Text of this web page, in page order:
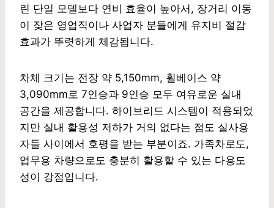
린 단일 모델보다 연비 효율이 높아서, 장거리 이동
이 잦은 영업직이나 사업자 분들에게 유지비 절감
효과가 뚜렷하게 체감됩니다.
차체 크기는 전장 약 5,150mm, 휠베이스 약
3,090mm로 7인승과 9인승 모두 여유로운 실내
공간을 제공합니다. 하이브리드 시스템이 적용되었
지만 실내 활용성 저하가 거의 없다는 점도 실사용
자들 사이에서 호평을 받는 부분이죠. 가족차로도,
업무용 차량으로도 충분히 활용할 수 있는 다용도
성이 강점입니다.